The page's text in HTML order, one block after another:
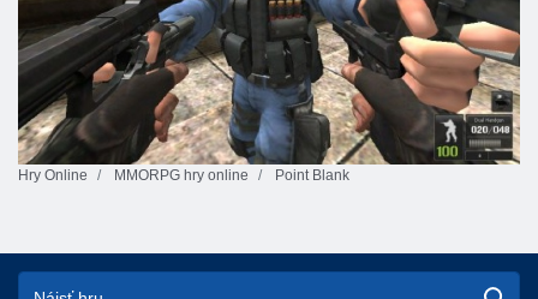
Hry Online MMORPG hry online Point Blank